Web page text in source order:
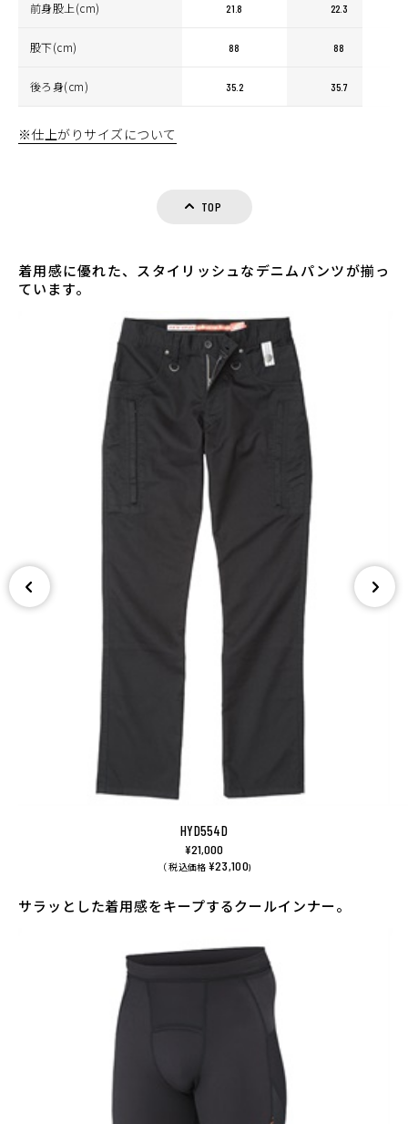
前身股上(cm) 21.8 22.3
股下(cm) 88 88
後ろ身(cm) 35.2 35.7
※仕上がりサイズについて
TOP
着用感に優れた、スタイリッシュなデニムパンツが揃っ
ています。
HYD554D
¥21,000
（ 税込価格 ¥23,100)
サラッとした着用感をキープするクールインナー。